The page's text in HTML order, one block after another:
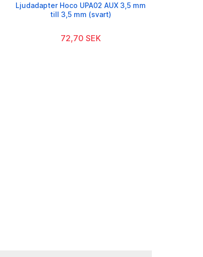
Ljudadapter Hoco UPA02 AUX 3,5 mm
till 3,5 mm (svart)
72,70 SEK